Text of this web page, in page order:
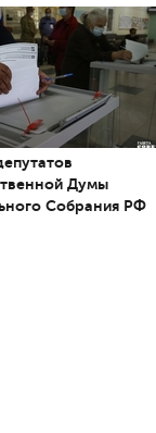
Думы
Собрания РФ